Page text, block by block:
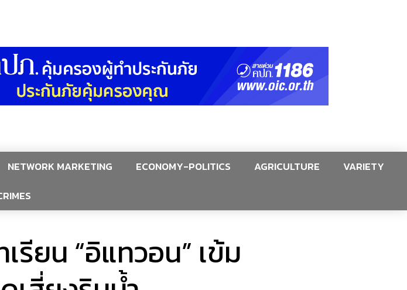
NETWORK MARKETING ECONOMY-POLITICS AGRICULTURE
VARIETY
รียน “อิแทวอน” เข้ม